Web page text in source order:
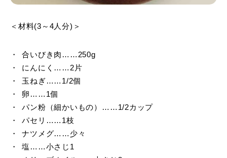
＜材料(3～4人分)＞
合いびき肉……250g
にんにく……2片
玉ねぎ……1/2個
卵……1個
パン粉（細かいもの）……1/2カップ
パセリ……1枝
ナツメグ……少々
塩……小さじ1